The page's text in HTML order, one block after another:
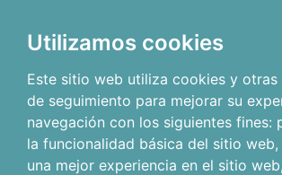
Utilizamos cookies
Este sitio web utiliza cookies y
de seguimiento para mejorar su
navegación con los siguientes fines:
la funcionalidad básica del sitio web,
una mejor experiencia en el sitio web,